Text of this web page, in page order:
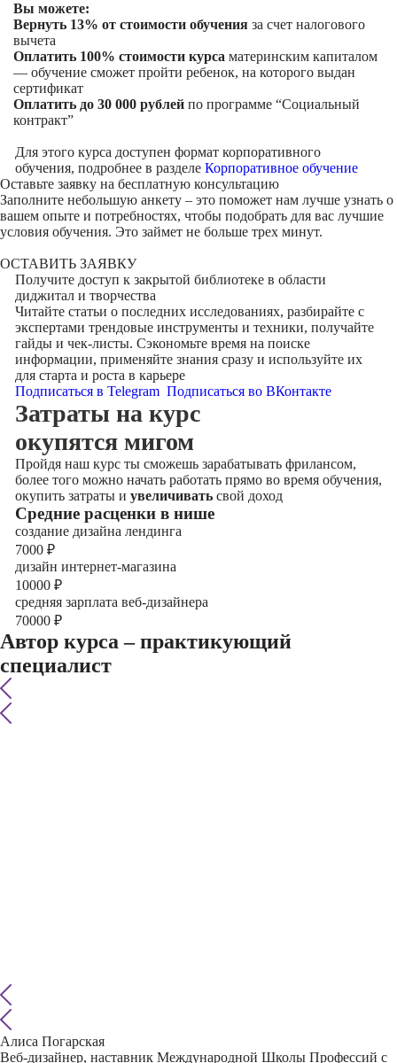
Вы можете:
Вернуть 13% от стоимости обучения за счет налогового
вычета
Оплатить 100% стоимости курса материнским капиталом
— обучение сможет пройти ребенок, на которого выдан
сертификат
Оплатить до 30 000 рублей по программе “Социальный
контракт”
Для этого курса доступен формат корпоративного
обучения, подробнее в разделе Корпоративное обучение
Оставьте заявку на бесплатную консультацию
Заполните небольшую анкету – это поможет нам лучше узнать о
вашем опыте и потребностях, чтобы подобрать для вас лучшие
условия обучения. Это займет не больше трех минут.
ОСТАВИТЬ ЗАЯВКУ
Получите доступ к закрытой библиотекев области
диджитал и творчества
Читайте статьи о последних исследованиях, разбирайте с
экспертами трендовые инструменты и техники, получайте
гайды и чек-листы. Сэкономьте время на поиске
информации, применяйте знания сразу и используйте их
для старта и роста в карьере
Подписаться в Telegram Подписаться во ВКонтакте
Затраты на курс
окупятся мигом
Пройдя наш курс ты сможешь зарабатывать фрилансом,
более того можно начать работать прямо во время обучения,
окупить затраты и увеличиватьсвой доход
Cредние расценки в нише
создание дизайна лендинга
7000 ₽
дизайн интернет-магазина
10000 ₽
средняя зарплата веб-дизайнера
70000 ₽
Автор курса – практикующий
специалист
Алиса Погарская
Веб-дизайнер, наставник Международной Школы Профессий с